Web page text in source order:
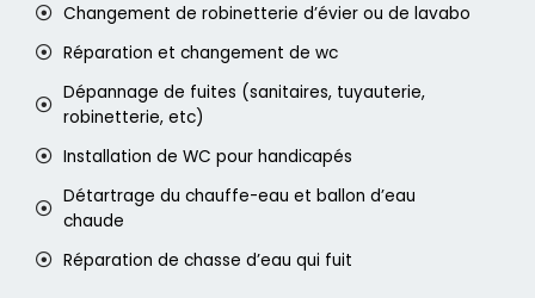
Changement de robinetterie d’évier ou de lavabo
Réparation et changement de wc
Dépannage de fuites (sanitaires, tuyauterie,
robinetterie, etc)
Installation de WC pour handicapés
Détartrage du chauffe-eau et ballon d’eau
chaude
Réparation de chasse d’eau qui fuit